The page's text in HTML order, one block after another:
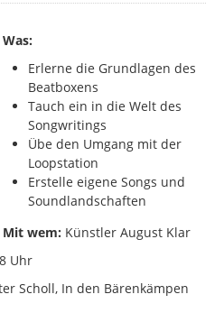
Was:
Erlerne die Grundlagen des
Beatboxens
Tauch ein in die Welt des
Songwritings
Übe den Umgang mit der
Loopstation
Erstelle eigene Songs und
Soundlandschaften
Mit wem: Künstler August Klar
Uhr
Scholl, In den Bärenkämpen